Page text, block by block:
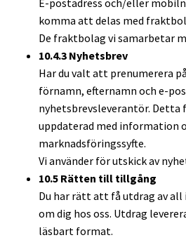
komma att delas med
De fraktbolag vi samarbetar
10.4.3 Nyhetsbrev
Har du valt att prenumerera
förnamn, efternamn och e-
nyhetsbrevsleverantör. Detta
uppdaterad med information
marknadsföringssyfte.
Vi använder för utskick av
10.5 Rätten till tillgång
Du har rätt att få utdrag av
om dig hos oss. Utdrag
läsbart format.